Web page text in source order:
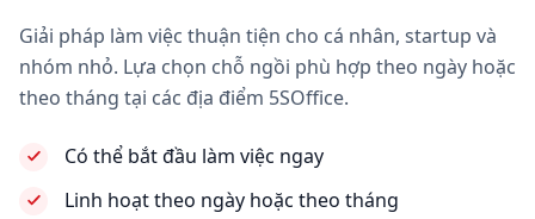
Giải pháp làm việc thuận tiện cho cá nhân, startup và
nhóm nhỏ. Lựa chọn chỗ ngồi phù hợp theo ngày hoặc
theo tháng tại các địa điểm 5SOffice.
Có thể bắt đầu làm việc ngay
Linh hoạt theo ngày hoặc theo tháng